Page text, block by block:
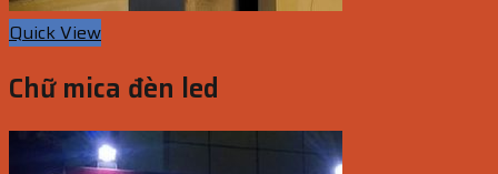
Quick View
Chữ mica đèn led